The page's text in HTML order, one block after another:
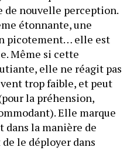
de nouvelle perception.
étonnante, une
picotement… elle est
Même si cette
elle ne réagit pas
trop faible, et peut
la préhension,
Elle marque
la manière de
le déployer dans